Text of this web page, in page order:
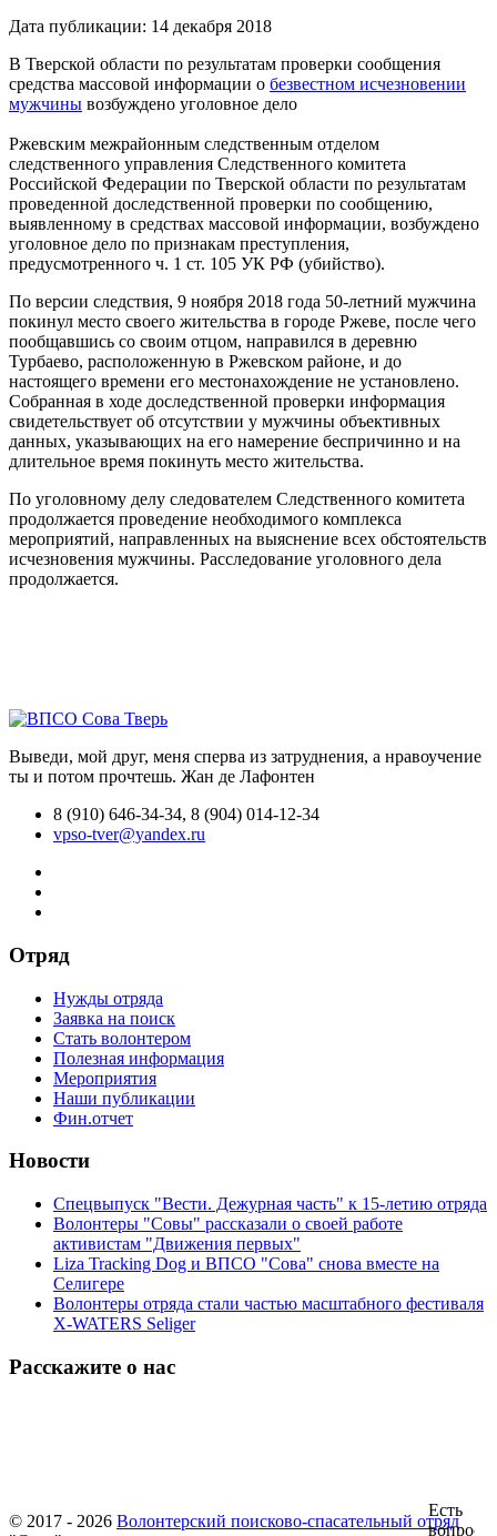
Дата публикации: 14 декабря 2018
В Тверской области по результатам проверки сообщения
средства массовой информации о безвестном исчезновении
мужчины возбуждено уголовное дело
Ржевским межрайонным следственным отделом
следственного управления Следственного комитета
Российской Федерации по Тверской области по результатам
проведенной доследственной проверки по сообщению,
выявленному в средствах массовой информации, возбуждено
уголовное дело по признакам преступления,
предусмотренного ч. 1 ст. 105 УК РФ (убийство).
По версии следствия, 9 ноября 2018 года 50-летний мужчина
покинул место своего жительства в городе Ржеве, после чего
пообщавшись со своим отцом, направился в деревню
Турбаево, расположенную в Ржевском районе, и до
настоящего времени его местонахождение не установлено.
Собранная в ходе доследственной проверки информация
свидетельствует об отсутствии у мужчины объективных
данных, указывающих на его намерение беспричинно и на
длительное время покинуть место жительства.
По уголовному делу следователем Следственного комитета
продолжается проведение необходимого комплекса
мероприятий, направленных на выяснение всех обстоятельств
исчезновения мужчины. Расследование уголовного дела
продолжается.
Выведи, мой друг, меня сперва из затруднения, а нравоучение
ты и потом прочтешь. Жан де Лафонтен
8 (910) 646-34-34, 8 (904) 014-12-34
vpso-tver@yandex.ru
Отряд
Нужды отряда
Заявка на поиск
Стать волонтером
Полезная информация
Мероприятия
Наши публикации
Фин.отчет
Новости
Спецвыпуск "Вести. Дежурная часть" к 15-летию отряда
Волонтеры "Совы" рассказали о своей работе
активистам "Движения первых"
Liza Tracking Dog и ВПСО "Сова" снова вместе на
Селигере
Волонтеры отряда стали частью масштабного фестиваля
X-WATERS Seliger
Расскажите о нас
© 2017 - 2026 Волонтерский поисково-спасательный отряд